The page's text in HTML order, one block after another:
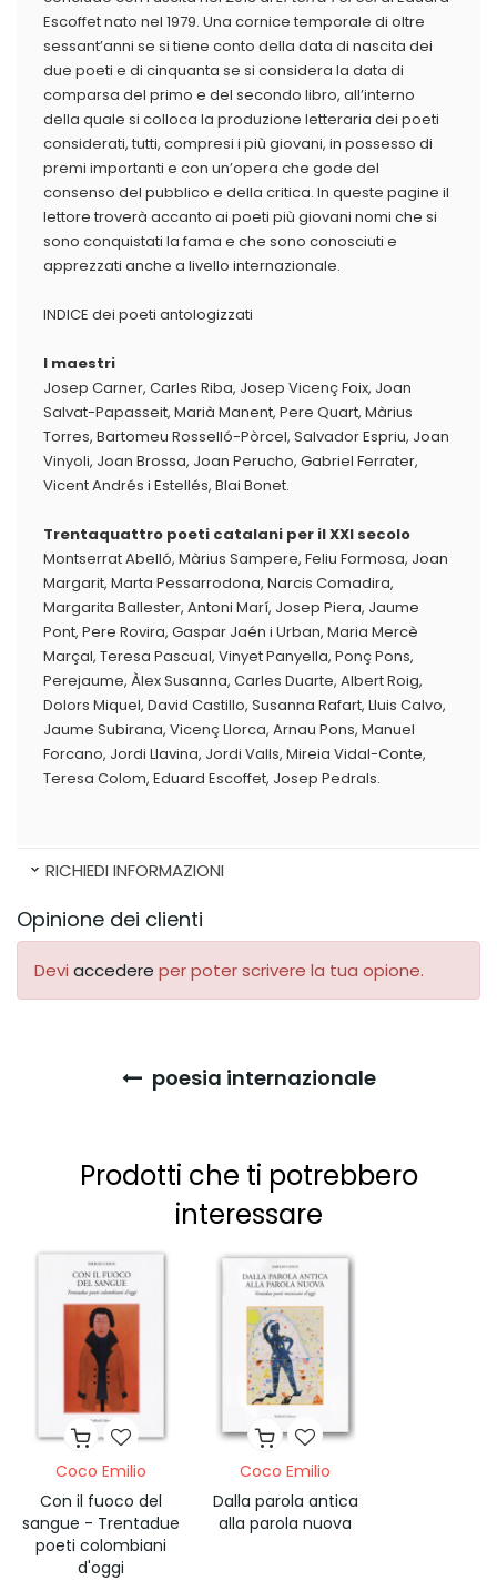
Escoffet nato nel 1979. Una cornice temporale di oltre
sessant’anni se si tiene conto della data di nascita dei
due poeti e di cinquanta se si considera la data di
comparsa del primo e del secondo libro, all’interno
della quale si colloca la produzione letteraria dei poeti
considerati, tutti, compresi i più giovani, in possesso di
premi importanti e con un’opera che gode del
consenso del pubblico e della critica. In queste pagine il
lettore troverà accanto ai poeti più giovani nomi che si
sono conquistati la fama e che sono conosciuti e
apprezzati anche a livello internazionale.
INDICE dei poeti antologizzati
I maestri
Josep Carner, Carles Riba, Josep Vicenç Foix, Joan
Salvat-Papasseit, Marià Manent, Pere Quart, Màrius
Torres, Bartomeu Rosselló-Pòrcel, Salvador Espriu, Joan
Vinyoli, Joan Brossa, Joan Perucho, Gabriel Ferrater,
Vicent Andrés i Estellés, Blai Bonet.
Trentaquattro poeti catalani per il XXI secolo
Montserrat Abelló, Màrius Sampere, Feliu Formosa, Joan
Margarit, Marta Pessarrodona, Narcis Comadira,
Margarita Ballester, Antoni Marí, Josep Piera, Jaume
Pont, Pere Rovira, Gaspar Jaén i Urban, Maria Mercè
Marçal, Teresa Pascual, Vinyet Panyella, Ponç Pons,
Perejaume, Àlex Susanna, Carles Duarte, Albert Roig,
Dolors Miquel, David Castillo, Susanna Rafart, Lluis Calvo,
Jaume Subirana, Vicenç Llorca, Arnau Pons, Manuel
Forcano, Jordi Llavina, Jordi Valls, Mireia Vidal-Conte,
Teresa Colom, Eduard Escoffet, Josep Pedrals.
RICHIEDI INFORMAZIONI
Opinione dei clienti
Devi accedere per poter scrivere la tua opione.
poesia internazionale
Prodotti che ti potrebbero
interessare
Coco Emilio
Con il fuoco del
sangue - Trentadue
poeti colombiani
d'oggi
Coco Emilio
Dalla parola antica
alla parola nuova